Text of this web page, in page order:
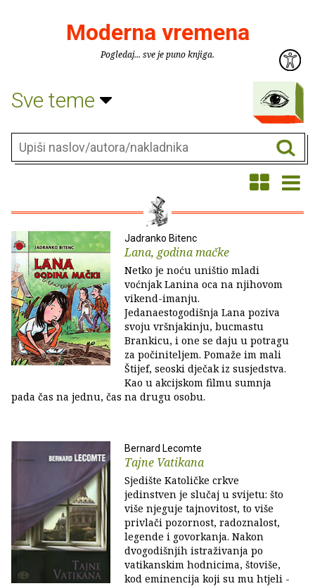
Moderna vremena
Pogledaj... sve je puno knjiga.
Sve teme
Jadranko Bitenc
Lana, godina mačke
Netko je noću uništio mladi
voćnjak Lanina oca na njihovom
vikend-imanju.
Jedanaestogodišnja Lana poziva
svoju vršnjakinju, bucmastu
Brankicu, i one se daju u potragu
za počiniteljem. Pomaže im mali
Štijef, seoski dječak iz susjedstva.
Kao u akcijskom filmu sumnja
pada čas na jednu, čas na drugu osobu.
Bernard Lecomte
Tajne Vatikana
Sjedište Katoličke crkve
jedinstven je slučaj u svijetu: što
više njeguje tajnovitost, to više
privlači pozornost, radoznalost,
legende i govorkanja. Nakon
dvogodišnjih istraživanja po
vatikanskim hodnicima, štoviše,
kod eminencija koji su mu htjeli -